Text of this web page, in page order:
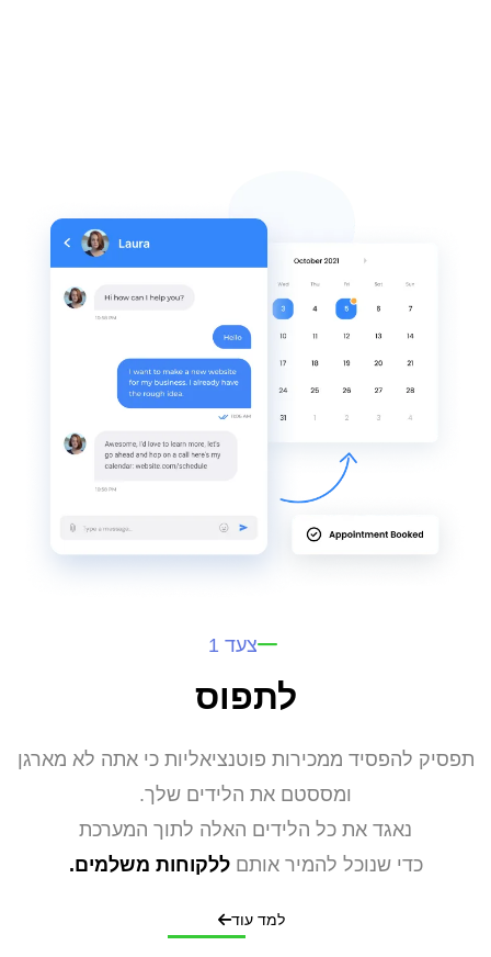
צעד 1
לתפוס
תפסיק להפסיד ממכירות פוטנציאליות כי אתה לא מארגן
ומססטם את הלידים שלך.
נאגד את כל הלידים האלה לתוך המערכת
כדי שנוכל להמיר אותםללקוחות משלמים.
למד עוד